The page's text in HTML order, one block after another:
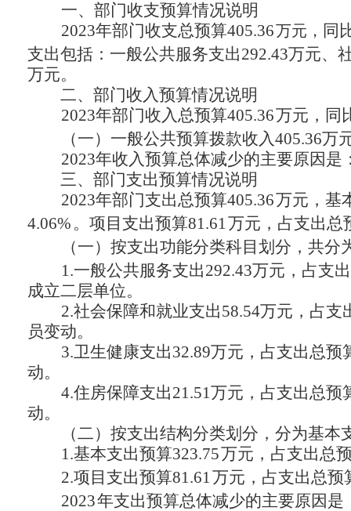
一、部门收支预算情况说明
2023年部门收支总预算405.36万元， 同
支出包括：一般公共服务支出292.43万元、
万元。
二、部门收入预算情况说明
2023年部门收入总预算405.36万元，同
（一）一般公共预算拨款收入405.36
2023年收入预算总体减少的主要原因是
三、部门支出预算情况说明
2023年部门支出总预算405.36万元，基
4.06% 。项目支出预算81.61万元，占支出总
（一）按支出功能分类科目划分，共分
1.一般公共服务支出292.43万元，占支
成立二层单位。
2.社会保障和就业支出58.54万元，占
员变动。
3.卫生健康支出32.89万元，占支出总
动。
4.住房保障支出21.51万元，占支出总
动。
（二）按支出结构分类划分，分为基
1.基本支出预算323.75万元，占支出总
2.项目支出预算81.61万元，占支出总预
2023年支出预算总体减少的主要原因是